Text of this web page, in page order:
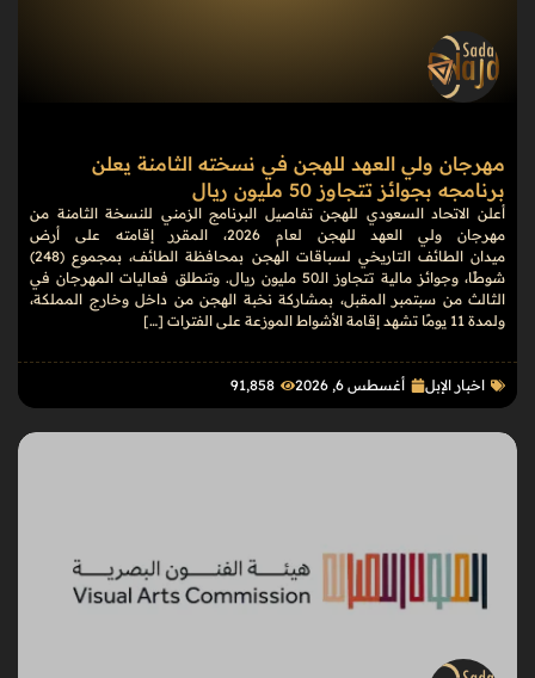
مهرجان ولي العهد للهجن في نسخته الثامنة يعلن
برنامجه بجوائز تتجاوز 50 مليون ريال
أعلن الاتحاد السعودي للهجن تفاصيل البرنامج الزمني للنسخة الثامنة من
مهرجان ولي العهد للهجن لعام 2026، المقرر إقامته على أرض
ميدان الطائف التاريخي لسباقات الهجن بمحافظة الطائف، بمجموع (248)
شوطًا، وجوائز مالية تتجاوز الـ50 مليون ريال. وتنطلق فعاليات المهرجان في
الثالث من سبتمبر المقبل، بمشاركة نخبة الهجن من داخل وخارج المملكة،
ولمدة 11 يومًا تشهد إقامة الأشواط الموزعة على الفترات […]
اخبار الإبل أغسطس 6, 2026 91٬858